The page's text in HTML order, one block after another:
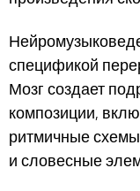
спецификой
Мозг создает
композиции,
ритмичные
и словесные